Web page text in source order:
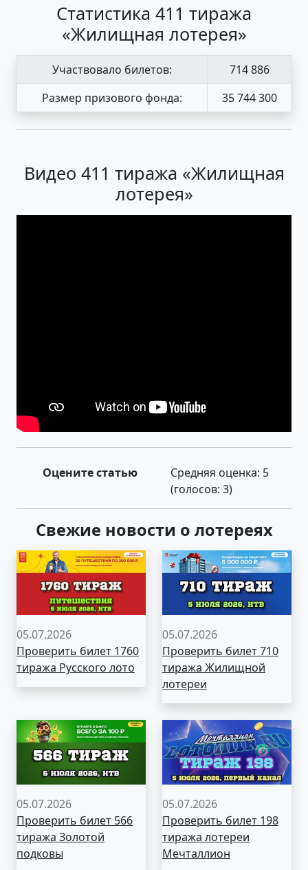
Статистика 411 тиража
«Жилищная лотерея»
Участвовало билетов:
714 886
Размер призового фонда:
35 744 300
Видео 411 тиража «Жилищная
лотерея»
Оцените статью Средняя оценка: 5
(голосов: 3)
Свежие новости о лотереях
05.07.2026
Проверить билет 1760
тиража Русского лото
05.07.2026
Проверить билет 710
тиража Жилищной
лотереи
05.07.2026
Проверить билет 566
тиража Золотой
подковы
05.07.2026
Проверить билет 198
тиража лотереи
Мечталлион